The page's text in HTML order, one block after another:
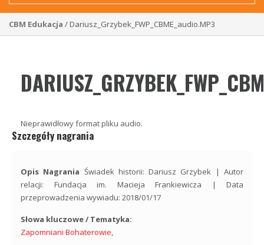
CBM Edukacja / Dariusz_Grzybek_FWP_CBME_audio.MP3
Nieprawidłowy format pliku audio.
Szczegóły nagrania
Opis Nagrania Świadek historii: Dariusz Grzybek | Autor
relacji: Fundacja im. Macieja Frankiewicza | Data
przeprowadzenia wywiadu: 2018/01/17
Słowa kluczowe / Tematyka:
Zapomniani Bohaterowie,